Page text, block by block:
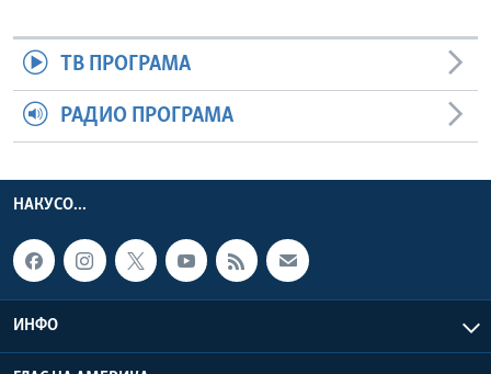
ТВ ПРОГРАМА
РАДИО ПРОГРАМА
НАКУСО...
ИНФО